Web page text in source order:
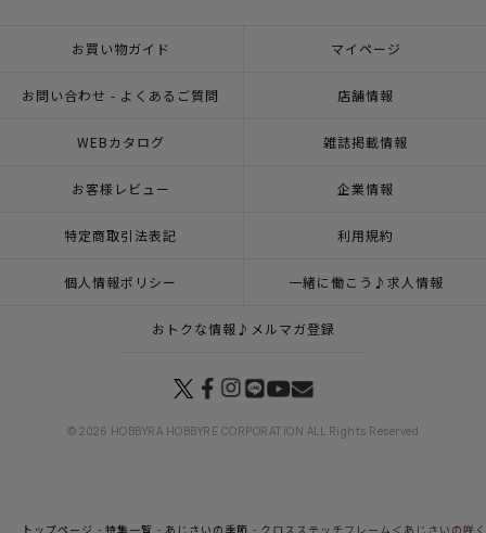
お買い物ガイド マイページ
お問い合わせ - よくあるご質問 店舗情報
WEBカタログ 雑誌掲載情報
お客様レビュー 企業情報
特定商取引法表記 利用規約
個人情報ポリシー 一緒に働こう♪求人情報
おトクな情報♪メルマガ登録
© 2026 HOBBYRA HOBBYRE CORPORATION ALL Rights Reserved
トップページ 特集一覧 あじさいの季節 クロスステッチフレーム＜あじさいの咲